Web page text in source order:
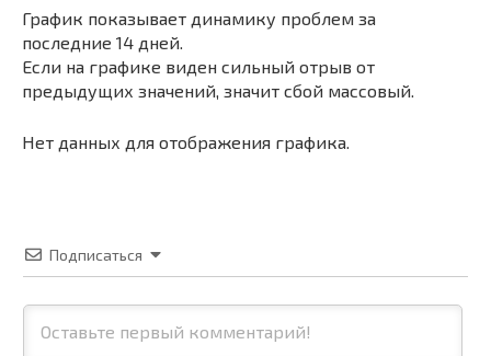
График показывает динамику проблем за
последние 14 дней.
Если на графике виден сильный отрыв от
предыдущих значений, значит сбой массовый.
Нет данных для отображения графика.
Подписаться